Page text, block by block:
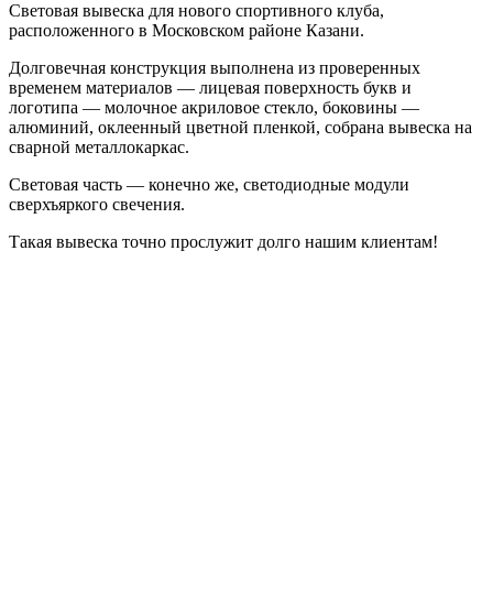
Световая вывеска для нового спортивного клуба,
расположенного в Московском районе Казани.
Долговечная конструкция выполнена из проверенных
временем материалов — лицевая поверхность букв и
логотипа — молочное акриловое стекло, боковины —
алюминий, оклеенный цветной пленкой, собрана вывеска на
сварной металлокаркас.
Световая часть — конечно же, светодиодные модули
сверхъяркого свечения.
Такая вывеска точно прослужит долго нашим клиентам!